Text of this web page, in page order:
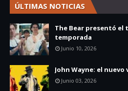
ÚLTIMAS NOTICIAS
The Bear presentó el
temporada
Junio 10, 2026
John Wayne: el
Junio 03, 2026